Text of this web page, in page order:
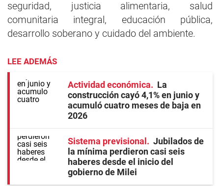
seguridad, justicia alimentaria, salud
comunitaria integral, educación pública,
desarrollo soberano y cuidado del ambiente.
LEE ADEMÁS
Actividad económica
La
construcción cayó 4,1% en junio y
acumuló cuatro meses de baja en
2026
Sistema previsional
Jubilados de
la mínima perdieron casi seis
haberes desde el inicio del
gobierno de Milei